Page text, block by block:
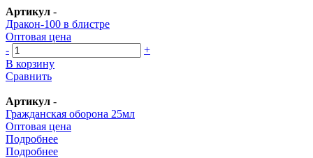
Артикул -
Дракон-100 в блистре
Оптовая цена
-
+
В корзину
Сравнить
Артикул -
Гражданская оборона 25мл
Оптовая цена
Подробнее
Подробнее